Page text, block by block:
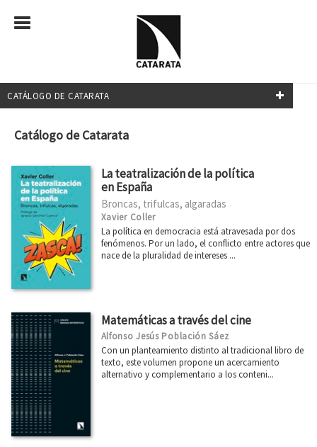
CATÁLOGO DE CATARATA
NUESTRAS COLECCIONES
Transiciones
Investigación y Debate
Relecturas
¿Qué sabemos de?
Transiciones
Breves historias de países de América
Primero de Mayo
Arquitecturas
Ciudad 2030
Miradas Matemáticas
Catálogo de Catarata
La teatralización de la política
en España
Broncas, trifulcas, algaradas
Xavier Coller
La política en democracia está atravesada por dos
fenómenos. Por un lado, el conflicto entre actores que
nace de la pluralidad de intereses ...
Matemáticas a través del cine
Alfonso Jesús Población Sáez
Con un planteamiento distinto al tradicional libro de
texto, este volumen propone un acercamiento
alternativo y complementario a los conteni...